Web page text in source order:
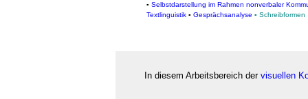
▪ Selbstdarstellung im Rahmen nonverbaler
Textlinguistik ▪ Gesprächsanalyse ▪ Schreibformen
In diesem Arbeitsbereich der visuellen